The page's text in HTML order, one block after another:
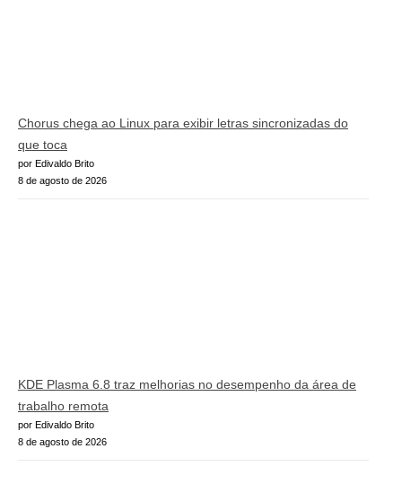
Chorus chega ao Linux para exibir letras sincronizadas do
que toca
por Edivaldo Brito
8 de agosto de 2026
KDE Plasma 6.8 traz melhorias no desempenho da área de
trabalho remota
por Edivaldo Brito
8 de agosto de 2026